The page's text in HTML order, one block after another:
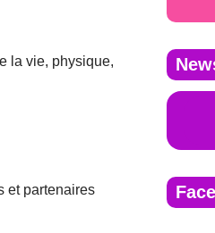
la vie, physique,
et partenaires